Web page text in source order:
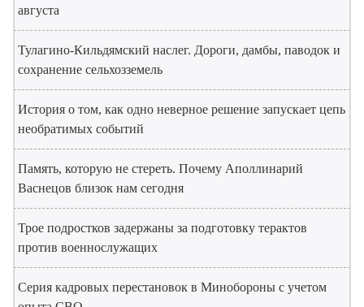
августа
Тулагино-Кильдямский наслег. Дороги, дамбы, паводок и
сохранение сельхозземель
История о том, как одно неверное решение запускает цепь
необратимых событий
Память, которую не стереть. Почему Аполлинарий
Васнецов близок нам сегодня
Трое подростков задержаны за подготовку терактов
против военнослужащих
Серия кадровых перестановок в Минобороны с учетом